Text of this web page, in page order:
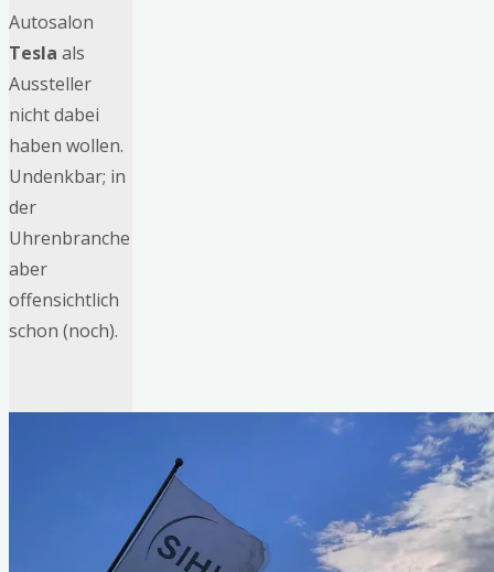
Autosalon
Tesla als
Aussteller
nicht dabei
haben wollen.
Undenkbar; in
der
Uhrenbranche
aber
offensichtlich
schon (noch).